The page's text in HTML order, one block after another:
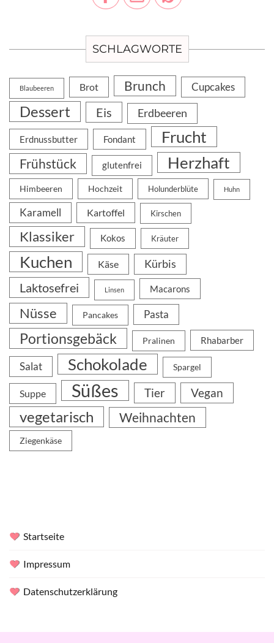
SCHLAGWORTE
Blaubeeren Brot Brunch Cupcakes
Dessert Eis Erdbeeren
Erdnussbutter Fondant Frucht
Frühstück glutenfrei Herzhaft
Himbeeren Hochzeit Holunderblüte Huhn
Karamell Kartoffel Kirschen
Klassiker Kokos Kräuter
Kuchen Käse Kürbis
Laktosefrei Linsen Macarons
Nüsse Pancakes Pasta
Portionsgebäck Pralinen Rhabarber
Salat Schokolade Spargel
Suppe Süßes Tier Vegan
vegetarisch Weihnachten
Ziegenkäse
Startseite
Impressum
Datenschutzerklärung